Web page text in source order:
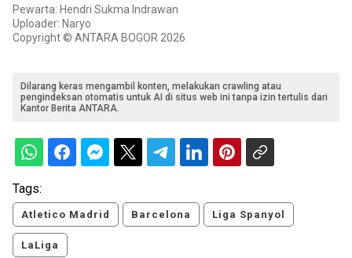
Pewarta: Hendri Sukma Indrawan
Uploader: Naryo
Copyright © ANTARA BOGOR 2026
Dilarang keras mengambil konten, melakukan crawling atau
pengindeksan otomatis untuk AI di situs web ini tanpa izin tertulis dari
Kantor Berita ANTARA.
Tags:
Atletico Madrid Barcelona Liga Spanyol
LaLiga